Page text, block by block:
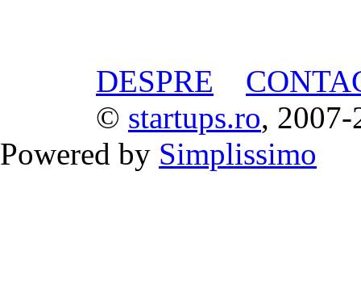
DESPRE
© startups.ro, 2007-
Powered by Simplissimo